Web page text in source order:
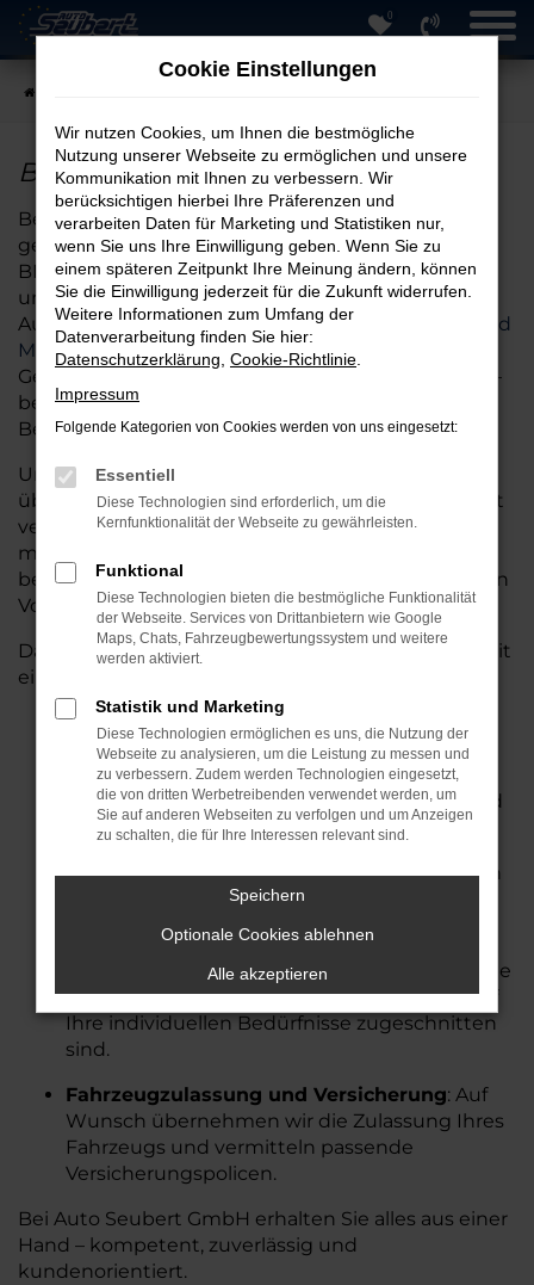
Zum
Hauptinhalt
springen
0
BMW 118 günstig online kaufen
Bei Auto Seubert GmbH in Straubing sind Sie
genau richtig, wenn Sie auf der Suche nach einem
BMW-118 sind. Seit über 40 Jahren bieten wir
unseren Kundinnen und Kunden eine große
Auswahl anFahrzeugen verschiedener Marken und
Modelle. Ob Neuwagen, gepflegter
Gebrauchtwagen oder attraktive Tageszulassung –
bei uns finden Sie das passende BMW-118 für Ihre
Bedürfnisse.
Unser umfangreicher Lagerbestand umfasst stets
über 20.000 Fahrzeuge, sodass viele Modelle sofort
verfügbar sind und ohne lange Wartezeiten
mitgenommen werden können.
bestellen wir Ihr Wunschfahrzeug exakt nach Ihren
Vorstellungen.
Darüber hinaus überzeugt Auto Seubert GmbH mit
einem umfassenden Serviceangebot:
Werkstattleistungen:Unser geschultes
Werkstatt-Team bietet qualifizierten Service
für alle gängigen Marken und Modelle,
einschließlich Inspektionen, Reparaturen und
Unfallinstandsetzungen.​
Haupt- und Abgasuntersuchung:Wir führen
Haupt- und Abgasuntersuchungen nach §29
StVZO durch.
Finanzierung und Leasing
Wir bieten flexible
Finanzierungs- und Leasingangebote, die auf
Ihre individuellen Bedürfnisse zugeschnitten
sind.
Fahrzeugzulassung und Versicherung: Auf
Wunsch übernehmen wir die Zulassung Ihres
Fahrzeugs und vermitteln passende
Versicherungspolicen.
Bei Auto Seubert GmbH erhalten Sie alles aus einer
Hand – kompetent, zuverlässig und
kundenorientiert.
Cookie Einstellungen
Wir nutzen Cookies, um Ihnen die bestmögliche
Nutzung unserer Webseite zu ermöglichen und unsere
Kommunikation mit Ihnen zu verbessern. Wir
berücksichtigen hierbei Ihre Präferenzen und
verarbeiten Daten für Marketing und Statistiken nur,
wenn Sie uns Ihre Einwilligung geben. Wenn Sie zu
einem späteren Zeitpunkt Ihre Meinung ändern, können
Sie die Einwilligung jederzeit für die Zukunft widerrufen.
Weitere Informationen zum Umfang der
Datenverarbeitung finden Sie hier:
Datenschutzerklärung Cookie-Richtlinie
Impressum
Folgende Kategorien von Cookies werden von uns eingesetzt:
Essentiell
Diese Technologien sind erforderlich, um die
Kernfunktionalität der Webseite zu gewährleisten.
Funktional
Diese Technologien bieten die bestmögliche Funktionalität
der Webseite. Services von Drittanbietern wie Google
Maps, Chats, Fahrzeugbewertungssystem und weitere
werden aktiviert.
Statistik und Marketing
Diese Technologien ermöglichen es uns, die Nutzung der
Webseite zu analysieren, um die Leistung zu messen und
zu verbessern. Zudem werden Technologien eingesetzt,
die von dritten Werbetreibenden verwendet werden, um
Sie auf anderen Webseiten zu verfolgen und um Anzeigen
zu schalten, die für Ihre Interessen relevant sind.
Speichern
Optionale Cookies ablehnen
Alle akzeptieren